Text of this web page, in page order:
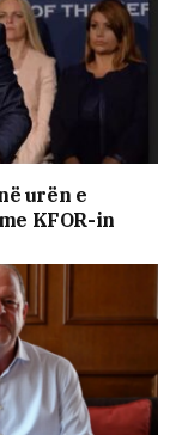
urën e
KFOR-in